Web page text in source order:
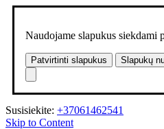
Naudojame slapukus siekdami
Patvirtinti slapukus Slapukų
Susisiekite: +37061462541
Skip to Content